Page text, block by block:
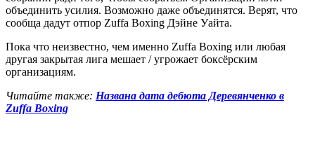
объединить усилия. Возможно даже объединятся. Верят, что
сообща дадут отпор Zuffa Boxing Дэйне Уайта.
Пока что неизвестно, чем именно Zuffa Boxing или любая
другая закрытая лига мешает / угрожает боксёрским
организациям.
Читайте также: Названа дата дебюта Деревянченко в
Zuffa Boxing